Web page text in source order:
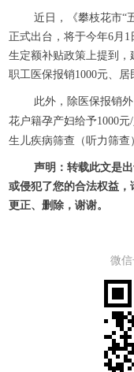
近日，《攀枝花市“
正式出台，将于今年6月
生定额补贴政策上提到
职工医保报销1000元、居
此外，除医保报销
花户籍孕产妇给予1000
生儿疾病筛查（听力筛查
声明：转载此文是
或侵犯了您的合法权益
更正、删除，谢谢。
微